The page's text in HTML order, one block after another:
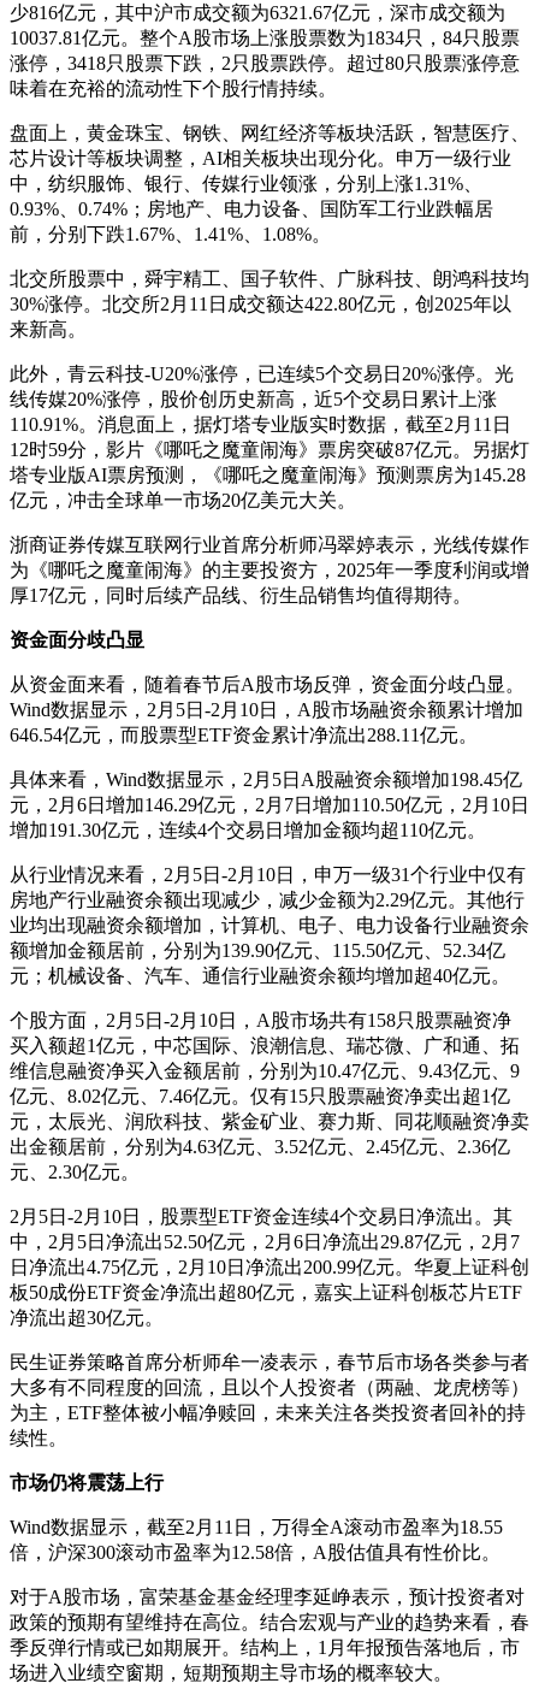
少816亿元，其中沪市成交额为6321.67亿元，深市成交额为
10037.81亿元。整个A股市场上涨股票数为1834只，84只股票
涨停，3418只股票下跌，2只股票跌停。超过80只股票涨停意
味着在充裕的流动性下个股行情持续。
盘面上，黄金珠宝、钢铁、网红经济等板块活跃，智慧医疗、
芯片设计等板块调整，AI相关板块出现分化。申万一级行业
中，纺织服饰、银行、传媒行业领涨，分别上涨1.31%、
0.93%、0.74%；房地产、电力设备、国防军工行业跌幅居
前，分别下跌1.67%、1.41%、1.08%。
北交所股票中，舜宇精工、国子软件、广脉科技、朗鸿科技均
30%涨停。北交所2月11日成交额达422.80亿元，创2025年以
来新高。
此外，青云科技-U20%涨停，已连续5个交易日20%涨停。光
线传媒20%涨停，股价创历史新高，近5个交易日累计上涨
110.91%。消息面上，据灯塔专业版实时数据，截至2月11日
12时59分，影片《哪吒之魔童闹海》票房突破87亿元。另据灯
塔专业版AI票房预测，《哪吒之魔童闹海》预测票房为145.28
亿元，冲击全球单一市场20亿美元大关。
浙商证券传媒互联网行业首席分析师冯翠婷表示，光线传媒作
为《哪吒之魔童闹海》的主要投资方，2025年一季度利润或增
厚17亿元，同时后续产品线、衍生品销售均值得期待。
资金面分歧凸显
从资金面来看，随着春节后A股市场反弹，资金面分歧凸显。
Wind数据显示，2月5日-2月10日，A股市场融资余额累计增加
646.54亿元，而股票型ETF资金累计净流出288.11亿元。
具体来看，Wind数据显示，2月5日A股融资余额增加198.45亿
元，2月6日增加146.29亿元，2月7日增加110.50亿元，2月10日
增加191.30亿元，连续4个交易日增加金额均超110亿元。
从行业情况来看，2月5日-2月10日，申万一级31个行业中仅有
房地产行业融资余额出现减少，减少金额为2.29亿元。其他行
业均出现融资余额增加，计算机、电子、电力设备行业融资余
额增加金额居前，分别为139.90亿元、115.50亿元、52.34亿
元；机械设备、汽车、通信行业融资余额均增加超40亿元。
个股方面，2月5日-2月10日，A股市场共有158只股票融资净
买入额超1亿元，中芯国际、浪潮信息、瑞芯微、广和通、拓
维信息融资净买入金额居前，分别为10.47亿元、9.43亿元、9
亿元、8.02亿元、7.46亿元。仅有15只股票融资净卖出超1亿
元，太辰光、润欣科技、紫金矿业、赛力斯、同花顺融资净卖
出金额居前，分别为4.63亿元、3.52亿元、2.45亿元、2.36亿
元、2.30亿元。
2月5日-2月10日，股票型ETF资金连续4个交易日净流出。其
中，2月5日净流出52.50亿元，2月6日净流出29.87亿元，2月7
日净流出4.75亿元，2月10日净流出200.99亿元。华夏上证科创
板50成份ETF资金净流出超80亿元，嘉实上证科创板芯片ETF
净流出超30亿元。
民生证券策略首席分析师牟一凌表示，春节后市场各类参与者
大多有不同程度的回流，且以个人投资者（两融、龙虎榜等）
为主，ETF整体被小幅净赎回，未来关注各类投资者回补的持
续性。
市场仍将震荡上行
Wind数据显示，截至2月11日，万得全A滚动市盈率为18.55
倍，沪深300滚动市盈率为12.58倍，A股估值具有性价比。
对于A股市场，富荣基金基金经理李延峥表示，预计投资者对
政策的预期有望维持在高位。结合宏观与产业的趋势来看，春
季反弹行情或已如期展开。结构上，1月年报预告落地后，市
场进入业绩空窗期，短期预期主导市场的概率较大。